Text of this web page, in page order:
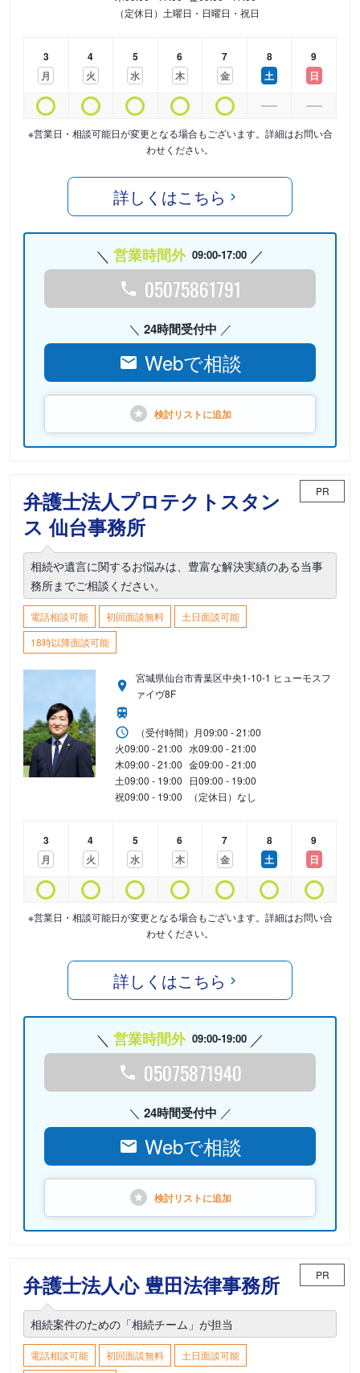
（定休日）土曜日・日曜日・祝日
3
月
4
火
5
水
6
木
7
金
8
土
9
日
※営業日・相談可能日が変更となる場合もございます。詳細はお問い合
わせください。
詳しくはこちら
営業時間外 09:00-17:00
05075861791
24時間受付中
Webで相談
検討リストに追加
弁護士法人プロテクトスタン
ス 仙台事務所
PR
相続や遺言に関するお悩みは、豊富な解決実績のある当事
務所までご相談ください。
電話相談可能 初回面談無料
土日面談可能
18時以降面談可能
宮城県仙台市青葉区中央1-10-1 ヒューモスフ
ァイヴ8F
（受付時間） 月09:00 - 21:00
火09:00 - 21:00 水09:00 - 21:00
木09:00 - 21:00 金09:00 - 21:00
土09:00 - 19:00 日09:00 - 19:00
祝09:00 - 19:00 （定休日）なし
3
月
4
火
5
水
6
木
7
金
8
土
9
日
※営業日・相談可能日が変更となる場合もございます。詳細はお問い合
わせください。
詳しくはこちら
営業時間外 09:00-19:00
05075871940
24時間受付中
Webで相談
検討リストに追加
弁護士法人心 豊田法律事務所 PR
相続案件のための「相続チーム」が担当
電話相談可能 初回面談無料
土日面談可能